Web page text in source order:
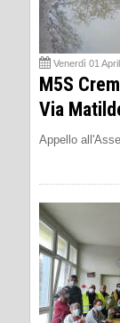
Venerdì 01
M5S
Via
Appello